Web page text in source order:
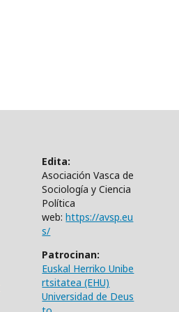
Edita:
Asociación Vasca de
Sociología y Ciencia
Política
web:https://avsp.eu
s/
Patrocinan:
Euskal Herriko Unibe
rtsitatea (EHU)
Universidad de Deus